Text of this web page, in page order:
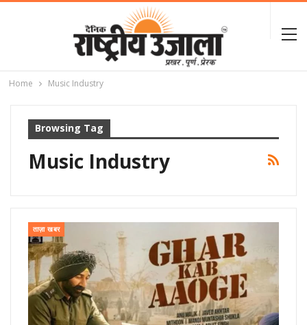
Home Music Industry
Browsing Tag
Music Industry
ताज़ा खबर